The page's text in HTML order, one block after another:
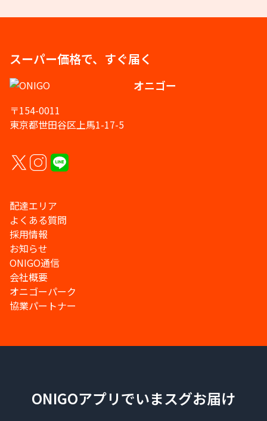
スーパー価格で、すぐ届く
オニゴー
〒154-0011
東京都世田谷区上馬1-17-5
配達エリア
よくある質問
採用情報
お知らせ
ONIGO通信
会社概要
オニゴーパーク
協業パートナー
ONIGOアプリでいまスグお届け